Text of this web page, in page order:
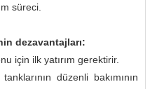
süreci.
dezavantajları:
için ilk yatırım gerektirir.
düzenli bakımının